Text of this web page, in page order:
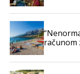
računom